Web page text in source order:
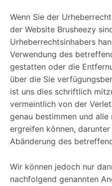
Wenn Sie der
der Website Brusheezy
Urheberrechtsinhabers
Verwendung des
gestatten oder die
über die Sie
ist uns dies schriftlich
vermeintlich von der
genau bestimmen und
ergreifen können,
Abänderung des
Wir können jedoch nur
nachfolgend genannten